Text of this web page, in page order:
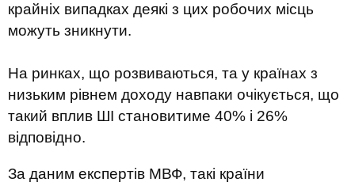
крайніх випадках деякі з цих робочих місць
можуть зникнути.
На ринках, що розвиваються, та у країнах з
низьким рівнем доходу навпаки очікується, що
такий вплив ШІ становитиме 40% і 26%
відповідно.
За даним експертів МВФ, такі країни